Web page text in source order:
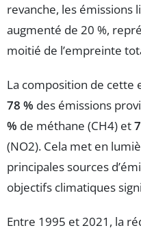
revanche, les émissions
augmenté de 20 %,
moitié de l’empreinte
La composition de cette
78 % des émissions
% de méthane (CH4) et
(NO2). Cela met en
principales sources
objectifs climatiques
Entre 1995 et 2021, la